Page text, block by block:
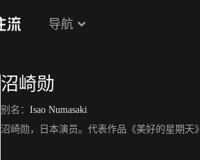
导航
沼崎勋
别名： Isao Numasaki
沼崎勋，日本演员。代表作品《美好的星期